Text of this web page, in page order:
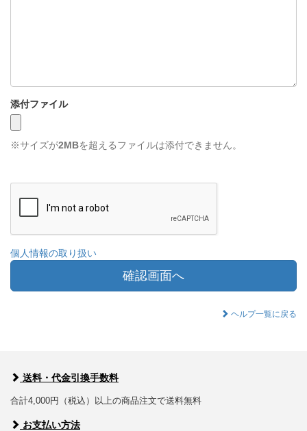
添付ファイル
※サイズが2MBを超えるファイルは添付できません。
個人情報の取り扱い
確認画面へ
ヘルプ一覧に戻る
送料・代金引換手数料
合計4,000円（税込）以上の商品注文で送料無料
お支払い方法